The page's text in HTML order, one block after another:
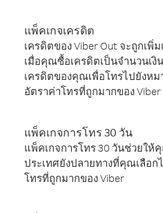
แพ็คเกจเครดิต
เครดิตของ Viber Out จะถูกเ
เมื่อคุณซื้อเครดิตเป็นจำนวนเ
เครดิตของคุณเพื่อโทรไปยังหม
อัตราค่าโทรที่ถูกมากของ Viber
แพ็คเกจการโทร 30 วัน
แพ็คเกจการโทร 30 วันช่วยให้
ประเทศยังปลายทางที่คุณเลือก
โทรที่ถูกมากของ Viber